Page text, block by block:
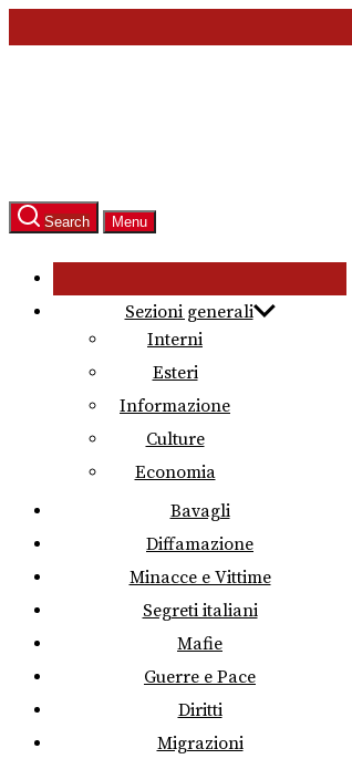
to
Search Menu
Sezioni generali
Interni
Esteri
Informazione
Culture
Economia
Bavagli
Diffamazione
Minacce e Vittime
Segreti italiani
Mafie
Guerre e Pace
Diritti
Migrazioni